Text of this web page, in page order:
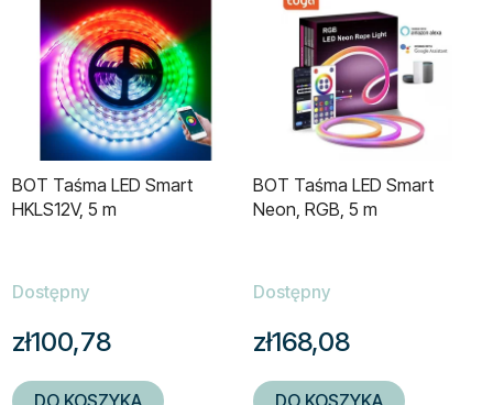
BOT Taśma LED Smart
HKLS12V, 5 m
Dostępny
zł100,78
DO KOSZYKA
BOT Taśma LED Smart
Neon, RGB, 5 m
Dostępny
zł168,08
DO KOSZYKA